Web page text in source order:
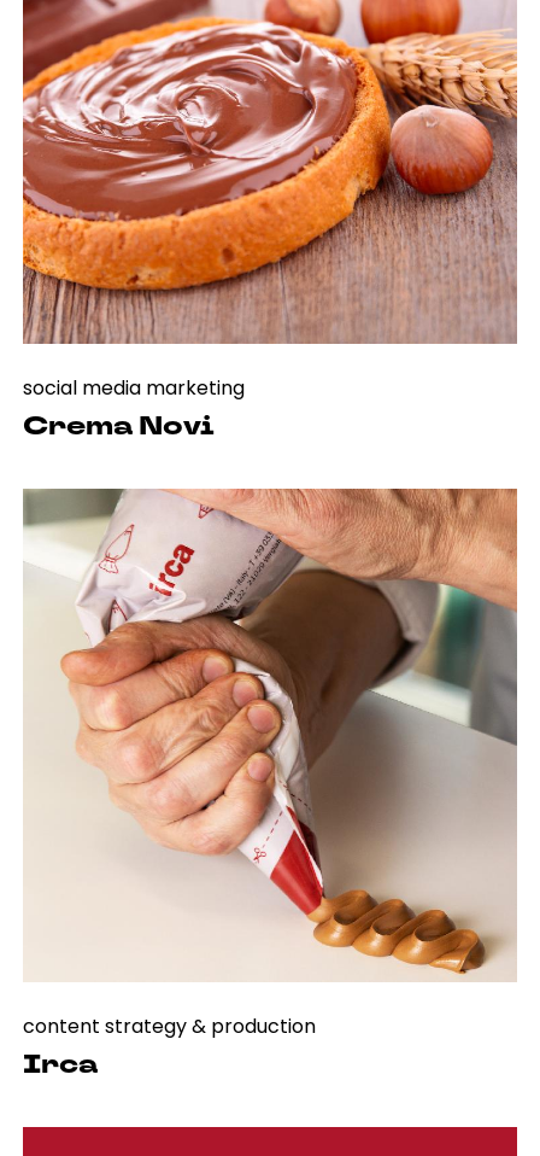
social media marketing
Crema Novi
content strategy & production
Irca